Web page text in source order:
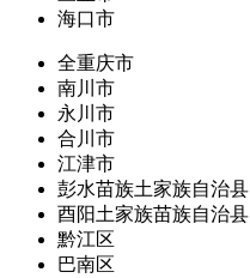
海口市
全重庆市
南川市
永川市
合川市
江津市
彭水苗族土家族自治县
酉阳土家族苗族自治县
黔江区
巴南区